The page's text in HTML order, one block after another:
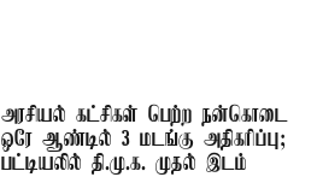
அரசியல் கட்சிகள் பெற்ற நன்கொடை
ஒரே ஆண்டில் 3 மடங்கு அதிகரிப்பு;
பட்டியலில் தி.மு.க. முதல் இடம்